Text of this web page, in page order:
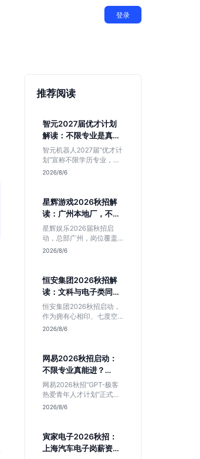
登录
推荐阅读
智元2027届优才计划
解读：不限专业是真的
吗？
智元机器人2027届“优才计
划”宣称不限学历专业，实
则聚焦具身智能顶尖人
真等核心方向，帮你判断
是否值得投递及如何准备
硬核项目。
2026/8/6
星辉游戏2026秋招解
读：广州本地厂，不限
专业但薪资面议
星辉娱乐2026届秋招启
动，总部广州，岗位覆盖
技术、美术、策划。PHP
想接触项目全流程的应届
生，追求大厂光环者慎
投。
2026/8/6
恒安集团2026秋招解
读：文科与电子类同学
的稳妥选择？
恒安集团2026秋招启动，
作为拥有心相印、七度空
间等国民品牌的快消巨
生项目，明确文商科主攻
品牌营销、理工科侧重技
术支持的岗位逻辑，客观
分析传统制造业薪资平稳
但平台扎实的特点，助应
届生快速判断投递价值。
2026/8/6
网易2026秋招启动：
不限专业真能进？
GPT-极客计划解读
网易2026秋招“GPT-极客
热爱青年人才计划”正式开
启，主打不限专业与学
划、算法），分析非科班
同学的投递机会与真实门
槛，帮你判断是否值得
2026/8/6
寅家电子2026秋招：
上海汽车电子岗薪资与